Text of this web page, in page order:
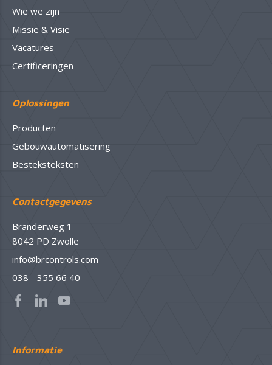
Wie we zijn
Missie & Visie
Vacatures
Certificeringen
Oplossingen
Producten
Gebouwautomatisering
Besteksteksten
Contactgegevens
Branderweg 1
8042 PD Zwolle
info@brcontrols.com
038 - 355 66 40
Informatie